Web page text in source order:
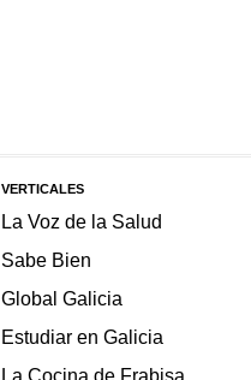
VERTICALES
La Voz de la Salud
Sabe Bien
Global Galicia
Estudiar en Galicia
La Cocina de Frabisa